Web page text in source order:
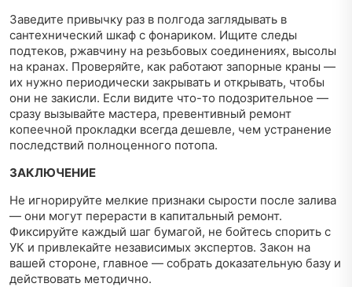
Заведите привычку раз в полгода заглядывать в
сантехнический шкаф с фонариком. Ищите следы
подтеков, ржавчину на резьбовых соединениях, высолы
на кранах. Проверяйте, как работают запорные краны —
их нужно периодически закрывать и открывать, чтобы
они не закисли. Если видите что-то подозрительное —
сразу вызывайте мастера, превентивный ремонт
копеечной прокладки всегда дешевле, чем устранение
последствий полноценного потопа.
ЗАКЛЮЧЕНИЕ
Не игнорируйте мелкие признаки сырости после залива
— они могут перерасти в капитальный ремонт.
Фиксируйте каждый шаг бумагой, не бойтесь спорить с
УК и привлекайте независимых экспертов. Закон на
вашей стороне, главное — собрать доказательную базу и
действовать методично.